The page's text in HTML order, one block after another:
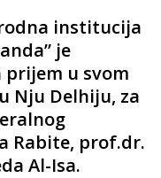
institucija
je
u svom
Nju Delhiju, za
Rabite, prof.dr.
Al-Isa.